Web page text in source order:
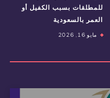
للمطلقات بسبب الكفيل أو
العمر بالسعودية
مايو 16, 2026